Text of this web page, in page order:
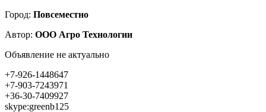
Город: Повсеместно
Автор: ООО Агро Технологии
Объявление не актуально
+7-926-1448647
+7-903-7243971
+36-30-7409927
skype:greenb125